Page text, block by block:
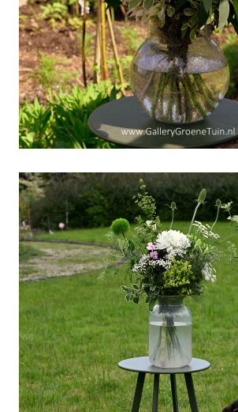
Zin-in-de-Zomer